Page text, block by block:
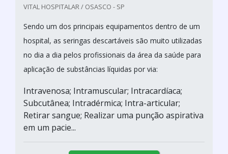
VITAL HOSPITALAR / OSASCO - SP
Sendo um dos principais equipamentos dentro de um
hospital, as seringas descartáveis são muito utilizadas
no dia a dia pelos profissionais da área da saúde para
aplicação de substâncias líquidas por via:
Intravenosa; Intramuscular; Intracardíaca;
Subcutânea; Intradérmica; Intra-articular;
Retirar sangue; Realizar uma punção aspirativa
em um pacie...